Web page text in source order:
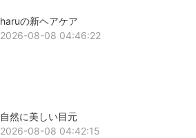
haruの新ヘアケア
2026-08-08 04:46:22
自然に美しい目元
2026-08-08 04:42:15